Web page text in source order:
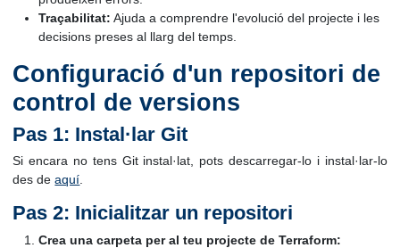
Traçabilitat: Ajuda a comprendre l'evolució del projecte i les
decisions preses al llarg del temps.
Configuració d'un repositori de
control de versions
Pas 1: Instal·lar Git
Si encara no tens Git instal·lat, pots descarregar-lo i instal·lar-lo
des deaquí
Pas 2: Inicialitzar un repositori
Crea una carpeta per al teu projecte de Terraform: